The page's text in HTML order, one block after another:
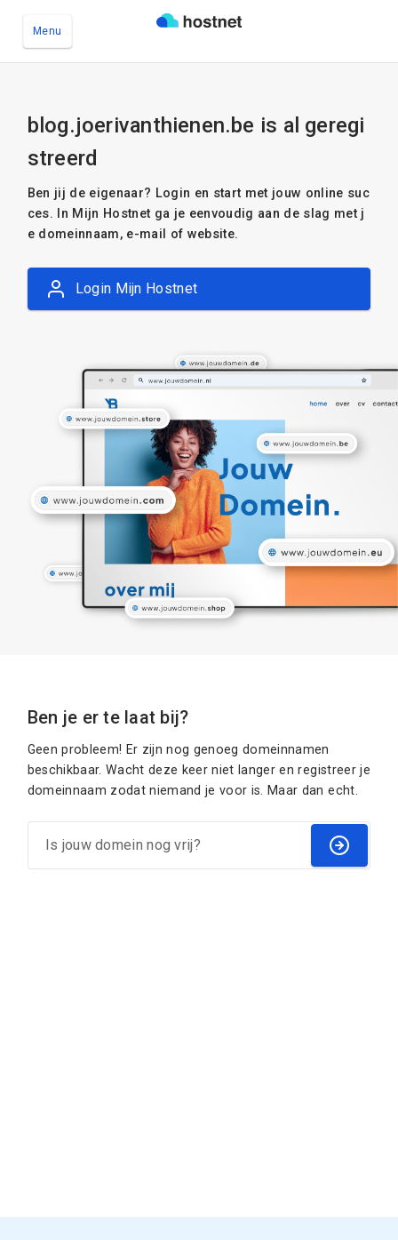
Menu
blog.joerivanthienen.be is al geregi
streerd
Ben jij de eigenaar? Login en start met jouw online suc
ces. In Mijn Hostnet ga je eenvoudig aan de slag met j
e domeinnaam, e-mail of website.
Login Mijn Hostnet
Ben je er te laat bij?
Geen probleem! Er zijn nog genoeg domeinnamen
beschikbaar. Wacht deze keer niet langer en registreer je
domeinnaam zodat niemand je voor is. Maar dan echt.